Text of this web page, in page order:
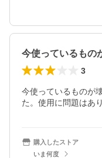
3
今使っているものが
た。使用に問題はあ
購入したストア
いま何度